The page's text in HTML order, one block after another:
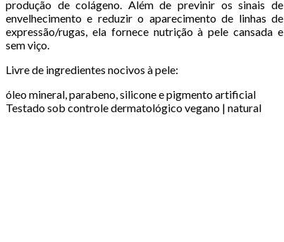
produção de colágeno. Além de previnir os sinais de
envelhecimento e reduzir o aparecimento de linhas de
expressão/rugas, ela fornece nutrição à pele cansada e
sem viço.
Livre de ingredientes nocivos à pele:
óleo mineral, parabeno, silicone e pigmento artificial
Testado sob controle dermatológico vegano | natural